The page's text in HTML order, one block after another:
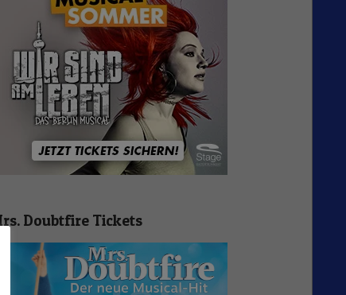
Doubtfire Tickets